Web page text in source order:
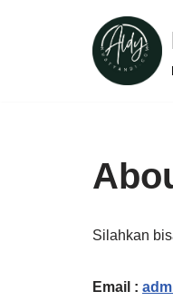
Silahkan
Email :